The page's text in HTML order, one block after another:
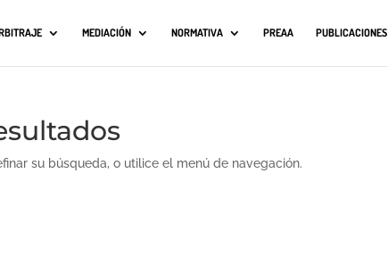
MEDIACIÓN NORMATIVA PREAA PUBLICACIONES
su búsqueda, o utilice el menú de navegación.